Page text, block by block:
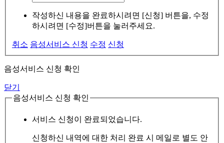
작성하신 내용을 완료하시려면 [신청] 버튼을, 수정
하시려면 [수정]버튼을 눌러주세요.
취소 음성서비스 신청 수정 신청
음성서비스 신청 확인
닫기
음성서비스 신청 확인
서비스 신청이 완료되었습니다.
신청하신 내역에 대한 처리 완료 시 메일로 별도 안